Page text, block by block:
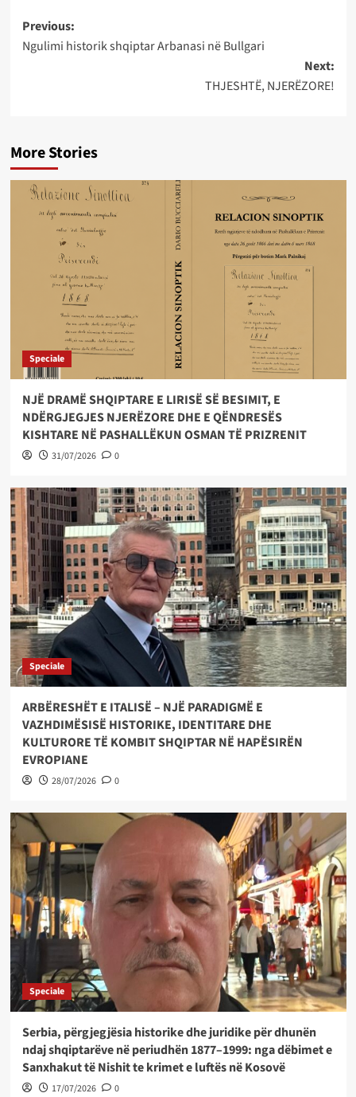
Post
navigation
Previous:
Ngulimi historik shqiptar Arbanasi në Bullgari
Next:
THJESHTË, NJERËZORE!
More Stories
Speciale
NJË DRAMË SHQIPTARE E LIRISË SË BESIMIT, E
NDËRGJEGJES NJERËZORE DHE E QËNDRESËS
KISHTARE NË PASHALLËKUN OSMAN TË PRIZRENIT
31/07/2026 0
Speciale
ARBËRESHËT E ITALISË – NJË PARADIGMË E
VAZHDIMËSISË HISTORIKE, IDENTITARE DHE
KULTURORE TË KOMBIT SHQIPTAR NË HAPËSIRËN
EVROPIANE
28/07/2026 0
Speciale
Serbia, përgjegjësia historike dhe juridike për dhunën
ndaj shqiptarëve në periudhën 1877–1999: nga dëbimet e
Sanxhakut të Nishit te krimet e luftës në Kosovë
17/07/2026 0